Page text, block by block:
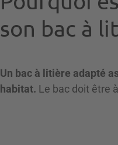
son bac à
Un bac à litière adapté
habitat. Le bac doit être